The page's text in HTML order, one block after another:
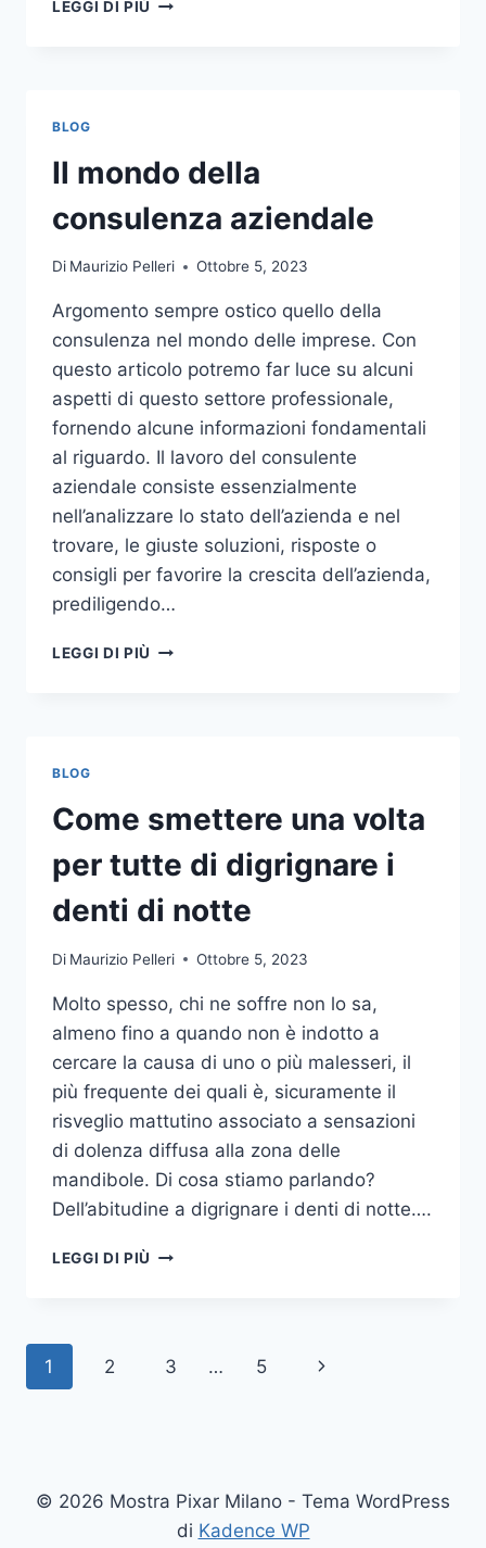
LEGGI DI PIÙ
PER
L’ARREDO
GIARDINO
BLOG
Il mondo della
consulenza aziendale
Di Maurizio Pelleri Ottobre 5, 2023
Argomento sempre ostico quello della
consulenza nel mondo delle imprese. Con
questo articolo potremo far luce su alcuni
aspetti di questo settore professionale,
fornendo alcune informazioni fondamentali
al riguardo. Il lavoro del consulente
aziendale consiste essenzialmente
nell’analizzare lo stato dell’azienda e nel
trovare, le giuste soluzioni, risposte o
consigli per favorire la crescita dell’azienda,
prediligendo…
LEGGI DI PIÙ IL
BLOG
Come smettere una volta
per tutte di digrignare i
denti di notte
Di Maurizio Pelleri Ottobre 5, 2023
Molto spesso, chi ne soffre non lo sa,
almeno fino a quando non è indotto a
cercare la causa di uno o più malesseri, il
più frequente dei quali è, sicuramente il
risveglio mattutino associato a sensazioni
di dolenza diffusa alla zona delle
mandibole. Di cosa stiamo parlando?
Dell’abitudine a digrignare i denti di notte….
LEGGI DI PIÙ COME
TUTTE
NOTTE
Navigazione
1 2 3 … 5
Pagina
© 2026 Mostra Pixar Milano - Tema WordPress
di Kadence WP